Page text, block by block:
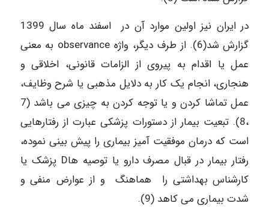
در ایران نیز اولین موارد آن در اسفند ماه سال 1399
گزارش شد(6). از طرف دیگر، واژه observance به معنی
عمل یا اقدام به پیروی از الزامات قانونی، اخلاقی و
هنجاری، انجام یک کار به دلایل مذهبی یا شرح وظایف،
عمل تماشا کردن و یا توجه کردن به چیزی می باشد (7
،8). تبعیت بیمار از دستورات پزشکی عبارت از رفتارهایی
است که درمان موفقیت آمیز بیماری را پیش بینی نموده،
رفتار بیمار در قبال مصرف دارو یا توصیه هاD پزشک یا
کارشناس بهداشتی را هماهنگ و از عوارض منفی و
شدت بیماری می کاهد (9).